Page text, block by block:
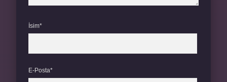
İsim*
E-Posta*